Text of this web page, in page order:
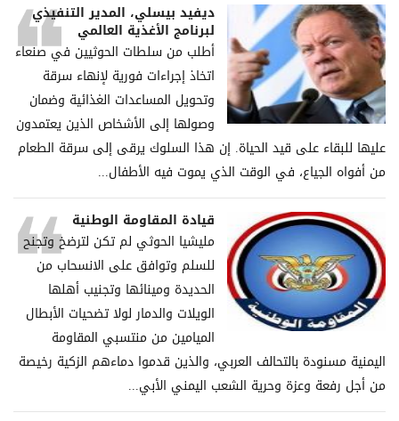
ديفيد بيسلي، المدير التنفيذي
لبرنامج الأغذية العالمي
أطلب من سلطات الحوثيين في صنعاء
اتخاذ إجراءات فورية لإنهاء سرقة
وتحويل المساعدات الغذائية وضمان
وصولها إلى الأشخاص الذين يعتمدون
عليها للبقاء على قيد الحياة. إن هذا السلوك يرقى إلى سرقة الطعام
من أفواه الجياع، في الوقت الذي يموت فيه الأطفال...
قيادة المقاومة الوطنية
مليشيا الحوثي لم تكن لترضخ وتجنح
للسلم وتوافق على الانسحاب من
الحديدة ومينائها وتجنيب أهلها
الويلات والدمار لولا تضحيات الأبطال
الميامين من منتسبي المقاومة
اليمنية مسنودة بالتحالف العربي، والذين قدموا دماءهم الزكية رخيصة
من أجل رفعة وعزة وحرية الشعب اليمني الأبي...